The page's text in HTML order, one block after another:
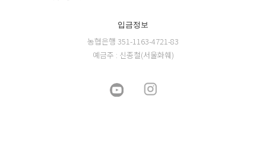
입금정보
농협은행 351-1163-4721-83
예금주 : 신종철(서울화훼)